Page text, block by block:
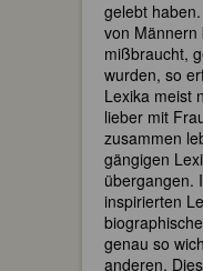
gelebt
von Männern
mißbraucht,
wurden, so
Lexika meist
lieber mit
zusammen
gängigen
übergangen.
inspirierten
genau so
anderen.